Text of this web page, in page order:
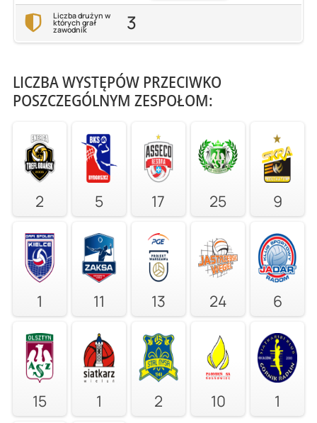
Liczba drużyn w
których grał
zawodnik 3
LICZBA WYSTĘPÓW PRZECIWKO
POSZCZEGÓLNYM ZESPOŁOM:
2 5 17 25 9
1 11 13 24 6
15 1 2 10 1